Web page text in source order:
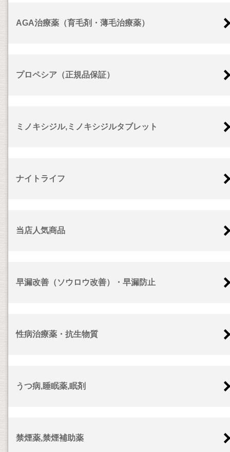
AGA治療薬（育毛剤・薄毛治療薬）
プロペシア（正規品保証）
ミノキシジル,ミノキシジルタブレット
ナイトライフ
当店人気商品
早漏改善（ソウロウ改善）・早漏防止
性病治療薬・抗生物質
うつ病,睡眠薬,眠剤
禁煙薬,禁煙補助薬